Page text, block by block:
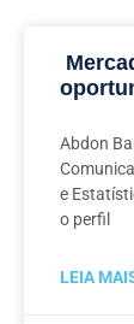
Abdon
e
o perfil
LEIA